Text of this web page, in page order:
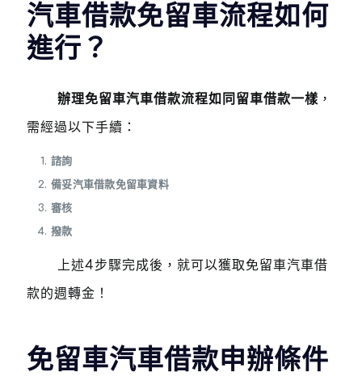
汽車借款免留車流程如何
進行？
辦理免留車汽車借款流程如同留車借款一樣 ，
需經過以下手續：
諮詢
備妥汽車借款免留車資料
審核
撥款
上述4步驟完成後，就可以獲取免留車汽車借
款的週轉金！
免留車汽車借款申辦條件